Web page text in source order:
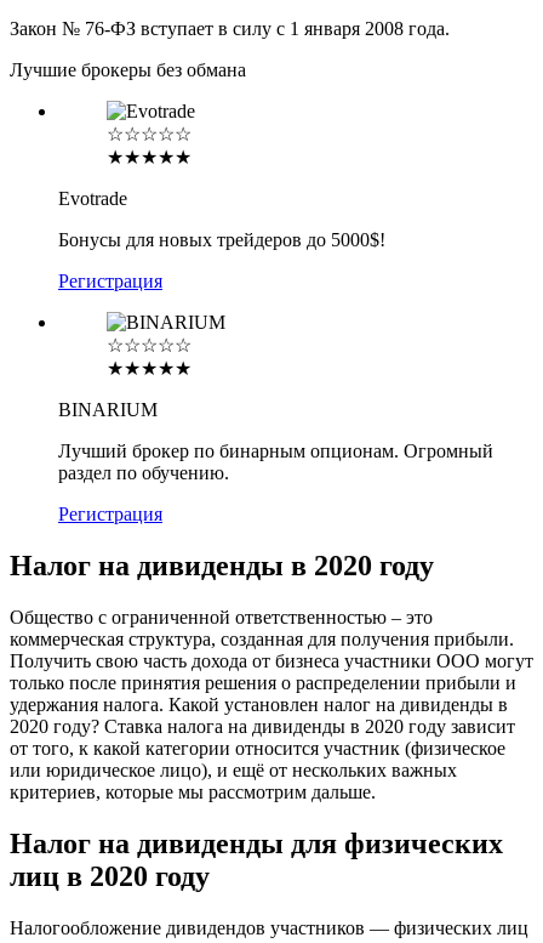
Закон № 76-ФЗ вступает в силу с 1 января 2008 года.
Лучшие брокеры без обмана
☆☆☆☆☆
★★★★★
Evotrade
Бонусы для новых трейдеров до 5000$!
Регистрация
☆☆☆☆☆
★★★★★
BINARIUM
Лучший брокер по бинарным опционам. Огромный
раздел по обучению.
Регистрация
Налог на дивиденды в 2020 году
Общество с ограниченной ответственностью – это
коммерческая структура, созданная для получения прибыли.
Получить свою часть дохода от бизнеса участники ООО могут
только после принятия решения о распределении прибыли и
удержания налога. Какой установлен налог на дивиденды в
2020 году? Ставка налога на дивиденды в 2020 году зависит
от того, к какой категории относится участник (физическое
или юридическое лицо), и ещё от нескольких важных
критериев, которые мы рассмотрим дальше.
Налог на дивиденды для физических
лиц в 2020 году
Налогообложение дивидендов участников — физических лиц